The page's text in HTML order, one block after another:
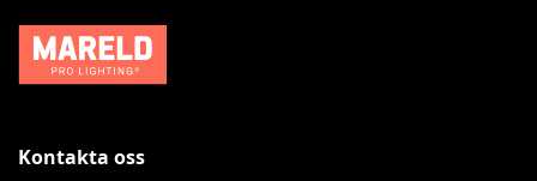
Kontakta oss